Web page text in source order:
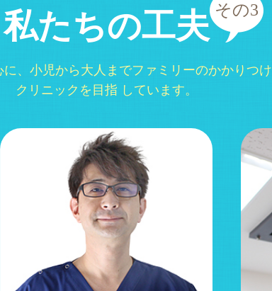
私たちの工夫 その3
に、小児から大人までファミリーのかかりつけ
クリニックを目指 しています。